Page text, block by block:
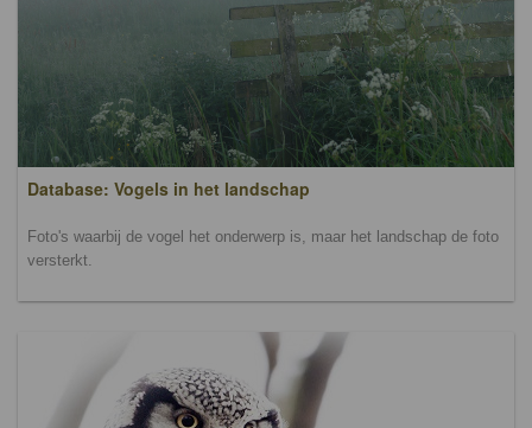
Database: Vogels in het landschap
Foto's waarbij de vogel het onderwerp is, maar het landschap de foto
versterkt.